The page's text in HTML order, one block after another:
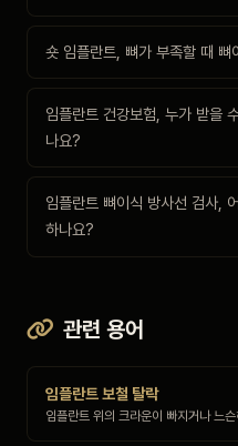
숏 임플란트, 뼈가 부족할 때 뼈
임플란트 건강보험, 누가 받을
나요?
임플란트 뼈이식 방사선 검사,
하나요?
관련 용어
임플란트 보철 탈락
임플란트 위의 크라운이 빠지거나 느